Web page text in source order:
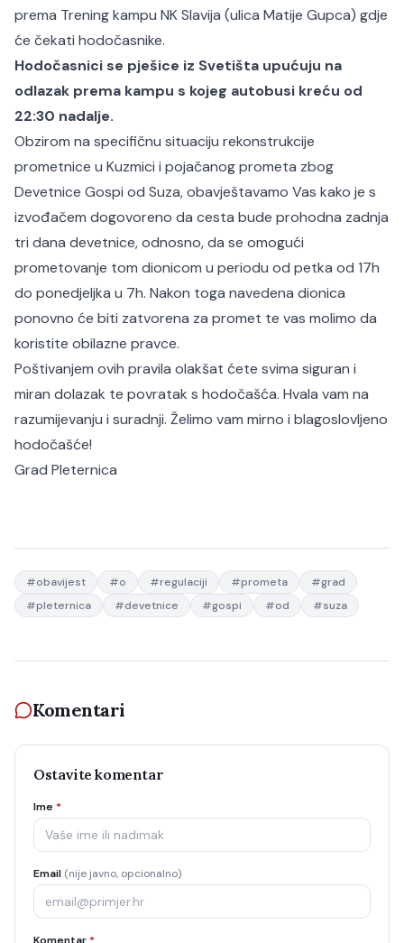
prema Trening kampu NK Slavija (ulica Matije Gupca) gdje
će čekati hodočasnike.
Hodočasnici se pješice iz Svetišta upućuju na
odlazak prema kampu s kojeg autobusi kreću od
22:30 nadalje.
Obzirom na specifičnu situaciju rekonstrukcije
prometnice u Kuzmici i pojačanog prometa zbog
Devetnice Gospi od Suza, obavještavamo Vas kako je s
izvođačem dogovoreno da cesta bude prohodna zadnja
tri dana devetnice, odnosno, da se omogući
prometovanje tom dionicom u periodu od petka od 17h
do ponedjeljka u 7h. Nakon toga navedena dionica
ponovno će biti zatvorena za promet te vas molimo da
koristite obilazne pravce.
Poštivanjem ovih pravila olakšat ćete svima siguran i
miran dolazak te povratak s hodočašća. Hvala vam na
razumijevanju i suradnji. Želimo vam mirno i blagoslovljeno
hodočašće!
Grad Pleternica
#obavijest #o #regulaciji #prometa #grad
#pleternica #devetnice #gospi #od #suza
Komentari
Ostavite komentar
Ime *
Email (nije javno, opcionalno)